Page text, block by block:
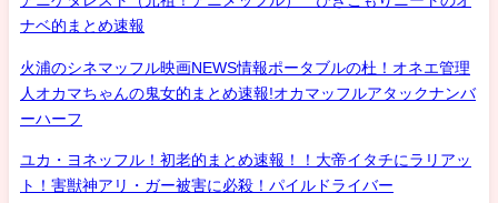
ナベ的まとめ速報
火浦のシネマッフル映画NEWS情報ポータブルの杜！オネエ管理
人オカマちゃんの鬼女的まとめ速報!オカマッフルアタックナンバ
ーハーフ
ユカ・ヨネッフル！初老的まとめ速報！！大帝イタチにラリアッ
ト！害獣神アリ・ガー被害に必殺！パイルドライバー